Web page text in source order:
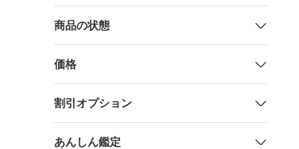
商品の状態
価格
割引オプション
あんしん鑑定